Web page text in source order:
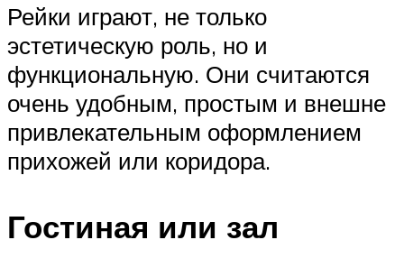
Рейки играют, не только
эстетическую роль, но и
функциональную. Они считаются
очень удобным, простым и внешне
привлекательным оформлением
прихожей или коридора.
Гостиная или зал